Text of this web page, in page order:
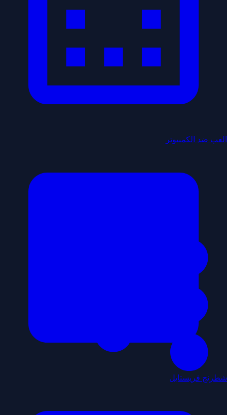
العب ضد الكمبيوتر
شطرنج فريستايل